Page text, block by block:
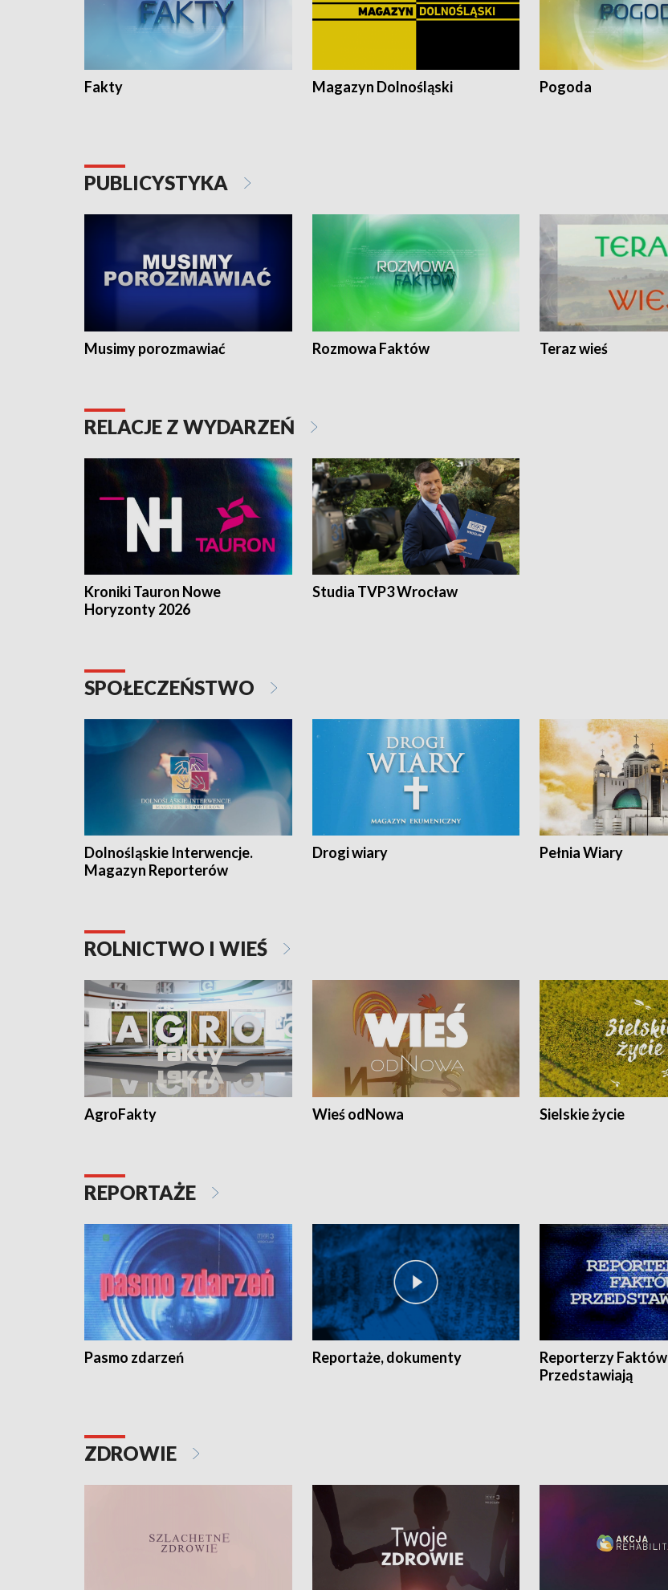
Fakty Magazyn Dolnośląski Pogoda
PUBLICYSTYKA
Musimy porozmawiać Rozmowa Faktów Teraz wieś
RELACJE Z WYDARZEŃ
Kroniki Tauron Nowe
Horyzonty 2026
Studia TVP3 Wrocław
SPOŁECZEŃSTWO
Dolnośląskie Interwencje.
Magazyn Reporterów
Drogi wiary Pełnia Wiary
ROLNICTWO I WIEŚ
AgroFakty Wieś odNowa Sielskie życie
REPORTAŻE
Pasmo zdarzeń Reportaże, dokumenty
Reporterzy Faktów
Przedstawiają
ZDROWIE